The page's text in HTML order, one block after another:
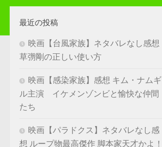
最近の投稿
映画【台風家族】ネタバレなし感想
草彅剛の正しい使い方
映画【感染家族】感想 キム・ナムギ
ル主演 イケメンゾンビと愉快な仲間
たち
映画【パラドクス】ネタバレなし感
想 ループ物最高傑作 脚本家天才かよ！